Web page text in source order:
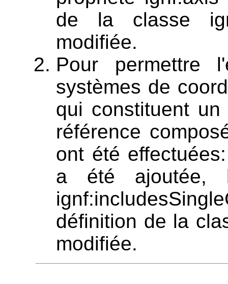
de la classe
modifiée.
Pour permettre
systèmes de
qui constituent
référence
ont été
a été ajoutée,
définition de la
modifiée.